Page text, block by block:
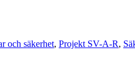
och säkerhet, Projekt SV-A-R,